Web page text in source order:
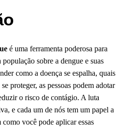
é uma ferramenta poderosa para
sobre a dengue e suas
como a doença se espalha, quais
proteger, as pessoas podem adotar
o risco de contágio. A luta
e cada um de nós tem um papel a
como você pode aplicar essas